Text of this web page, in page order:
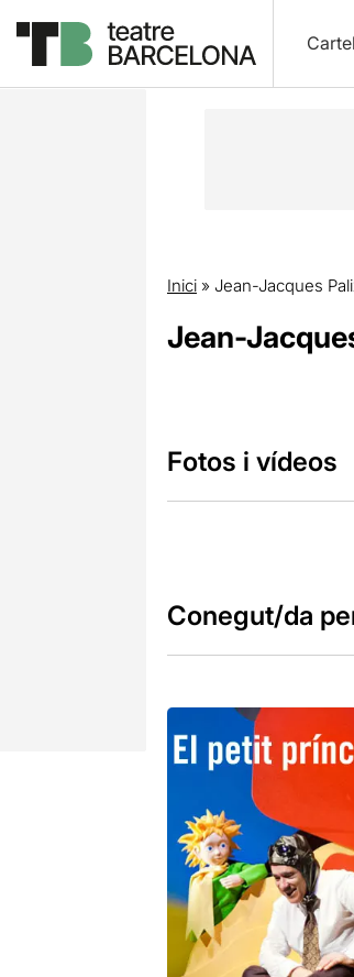
Inici» Jean-Jacques
Jean-
Fotos i vídeos
Conegut/da